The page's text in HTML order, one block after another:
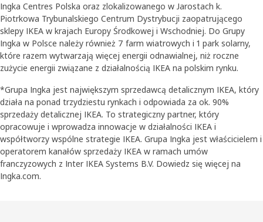
Ingka Centres Polska oraz zlokalizowanego w Jarostach k.
Piotrkowa Trybunalskiego Centrum Dystrybucji zaopatrującego
sklepy IKEA w krajach Europy Środkowej i Wschodniej. Do Grupy
Ingka w Polsce należy również 7 farm wiatrowych i 1 park solarny,
które razem wytwarzają więcej energii odnawialnej, niż roczne
zużycie energii związane z działalnością IKEA na polskim rynku.
*Grupa Ingka jest największym sprzedawcą detalicznym IKEA, który
działa na ponad trzydziestu rynkach i odpowiada za ok. 90%
sprzedaży detalicznej IKEA. To strategiczny partner, który
opracowuje i wprowadza innowacje w działalności IKEA i
współtworzy wspólne strategie IKEA. Grupa Ingka jest właścicielem i
operatorem kanałów sprzedaży IKEA w ramach umów
franczyzowych z Inter IKEA Systems B.V. Dowiedz się więcej na
Ingka.com.